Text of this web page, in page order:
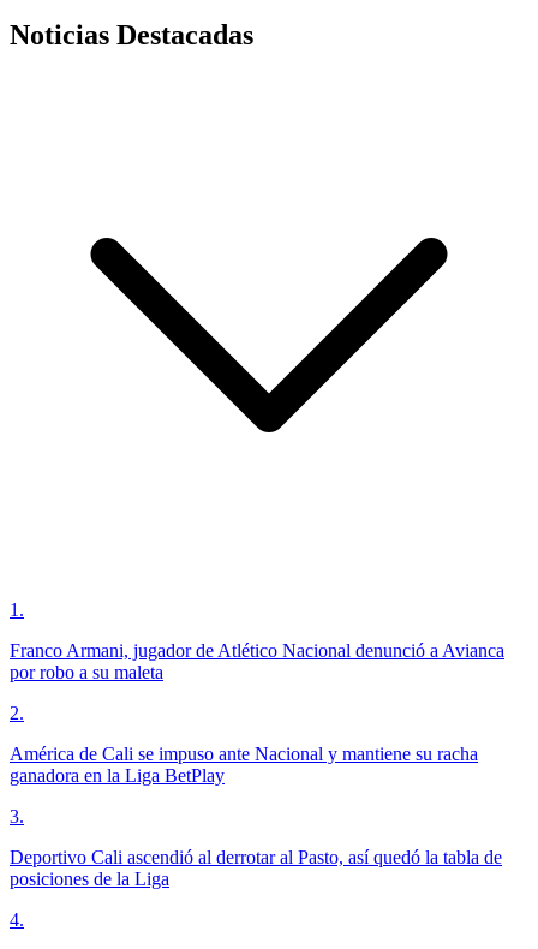
Noticias Destacadas
1 .
Franco Armani, jugador de Atlético Nacional denunció a Avianca
por robo a su maleta
2.
América de Cali se impuso ante Nacional y mantiene su racha
ganadora en la Liga BetPlay
3.
Deportivo Cali ascendió al derrotar al Pasto, así quedó la tabla de
posiciones de la Liga
4.